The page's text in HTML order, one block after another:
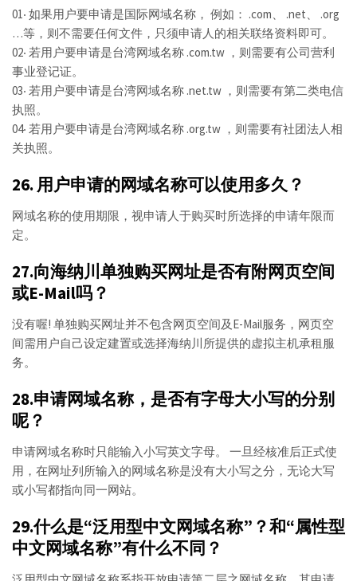
01‧ 如果用户要申请是国际网域名称， 例如： .com、 .net、 .org
…等，则不需要任何文件，只须申请人的相关联络资料即可。
02‧ 若用户要申请是台湾网域名称 .com.tw ，则需要有公司营利
事业登记证。
03‧ 若用户要申请是台湾网域名称 .net.tw ，则需要有第二类电信
执照。
04‧ 若用户要申请是台湾网域名称 .org.tw ，则需要有社团法人相
关执照。
26. 用户申请的网域名称可以使用多久？
网域名称的使用期限，视申请人于购买时所选择的申请年限而
定。
27.向海纳川单独购买网址是否有附网页空间
或E-Mail吗？
没有喔! 单独购买网址并不包含网页空间及E-Mail服务，网页空
间需用户自己设定建置或选择海纳川所提供的虚拟主机承租服
务。
28.申请网域名称，是否有字母大小写的分别
呢？
申请网域名称时只能输入小写英文字母。 一旦经核准后正式使
用，在网址列所输入的网域名称是没有大小写之分，无论大写
或小写都指向同一网站。
29.什么是“泛用型中文网域名称”？和“属性型
中文网域名称”有什么不同？